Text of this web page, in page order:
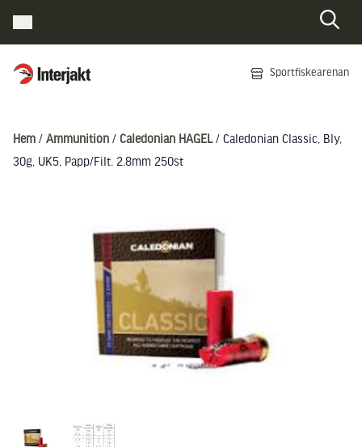
Interjakt SE Sportfiskearenan
Hem / Ammunition / Caledonian HAGEL/ Caledonian Classic, Bly,
30g, UK5, Papp/Filt. 2,8mm 250st